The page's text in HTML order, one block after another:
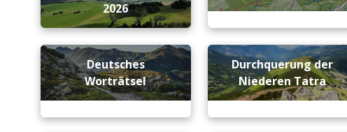
2026
Deutsches
Worträtsel
Durchquerung der
Niederen Tatra